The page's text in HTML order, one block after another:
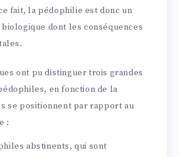
fait, la pédophilie est donc un
dont les conséquences
ont pu distinguer trois grandes
en fonction de la
se positionnent par rapport au
:
abstinents, qui sont